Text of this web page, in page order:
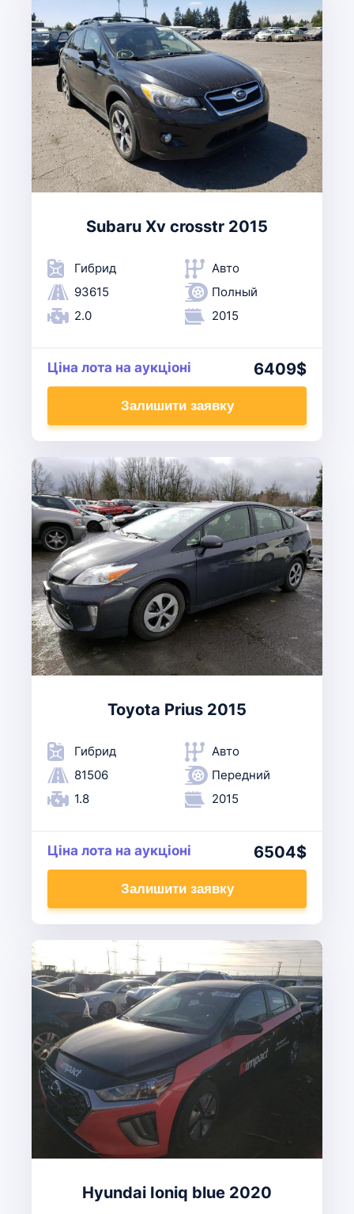
Subaru Xv crosstr 2015
Гибрид
93615
2.0
Авто
Полный
2015
Ціна лота на аукціоні 6409$
Залишити заявку
Toyota Prius 2015
Гибрид
81506
1.8
Авто
Передний
2015
Ціна лота на аукціоні 6504$
Залишити заявку
Hyundai Ioniq blue 2020